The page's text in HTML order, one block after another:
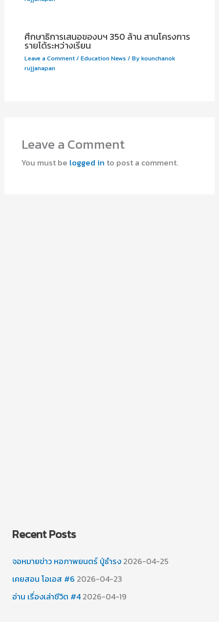
ศึกษาธิการเสนอของบฯ 350 ล้าน สานโครงการ
รายได้ระหว่างเรียน
Leave a Comment/ Education News / Bykounchanok
rujjanapan
Leave a Comment
You must be logged in to post a comment.
Recent Posts
จอหมายข่าว หอภาพยนตร์ ปู่ธำรง 2026-04-25
เคยสอน โอเอส #6 2026-04-23
อ่าน เรื่องเล่าชีวิต #4 2026-04-19